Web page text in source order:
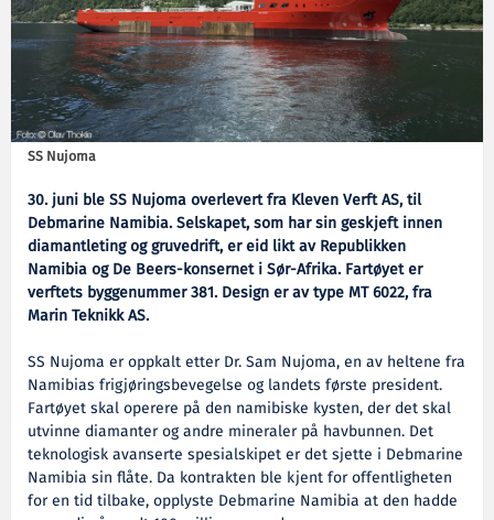
SS Nujoma
30. juni ble SS Nujoma overlevert fra Kleven Verft AS, til
Debmarine Namibia. Selskapet, som har sin geskjeft innen
diamantleting og gruvedrift, er eid likt av Republikken
Namibia og De Beers-konsernet i Sør-Afrika. Fartøyet er
verftets byggenummer 381. Design er av type MT 6022, fra
Marin Teknikk AS.
SS Nujoma er oppkalt etter Dr. Sam Nujoma, en av heltene fra
Namibias frigjøringsbevegelse og landets første president.
Fartøyet skal operere på den namibiske kysten, der det skal
utvinne diamanter og andre mineraler på havbunnen. Det
teknologisk avanserte spesialskipet er det sjette i Debmarine
Namibia sin flåte. Da kontrakten ble kjent for offentligheten
for en tid tilbake, opplyste Debmarine Namibia at den hadde